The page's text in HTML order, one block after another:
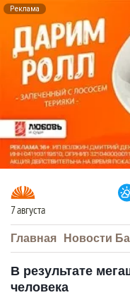
Реклама
7 августа
Главная Новости
В результате
человека